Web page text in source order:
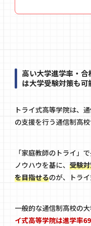
高い大学進学率・
は大学受験対策も可
トライ式高等学院は、
の支援を行う通信制高校
「家庭教師のトライ」
ノウハウを基に、 受験
を目指せるのが、トラ
一般的な通信制高校の
イ式高等学院は進学率